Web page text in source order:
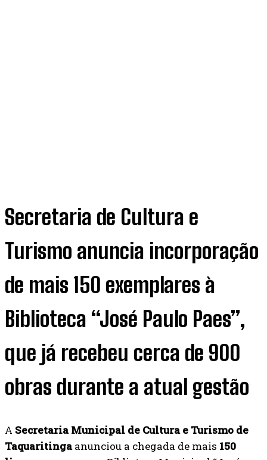
Secretaria de Cultura e
Turismo anuncia incorporação
de mais 150 exemplares à
Biblioteca “José Paulo Paes”,
que já recebeu cerca de 900
obras durante a atual gestão
A Secretaria Municipal de Cultura e Turismo de
Taquaritingaanunciou a chegada de mais 150